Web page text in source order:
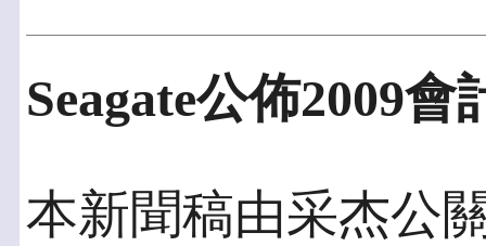
Seagate公佈2009
本新聞稿由采杰公